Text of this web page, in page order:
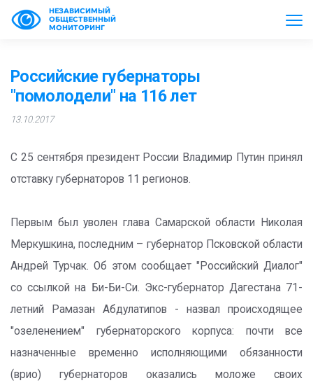
НЕЗАВИСИМЫЙ
ОБЩЕСТВЕННЫЙ
МОНИТОРИНГ
Российские губернаторы
"помолодели" на 116 лет
13.10.2017
​С 25 сентября президент России Владимир Путин принял
отставку губернаторов 11 регионов.
Первым был уволен глава Самарской области Николая
Меркушкина, последним – губернатор Псковской области
Андрей Турчак. Об этом сообщает "Российский Диалог"
со ссылкой на Би-Би-Си. Экс-губернатор Дагестана 71-
летний Рамазан Абдулатипов - назвал происходящее
"озеленением" губернаторского корпуса: почти все
назначенные временно исполняющими обязанности
(врио) губернаторов оказались моложе своих